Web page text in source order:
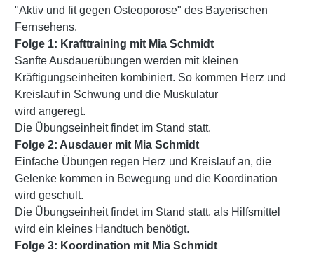
"Aktiv und fit gegen Osteoporose" des Bayerischen
Fernsehens.
Folge 1: Krafttraining mit Mia Schmidt
Sanfte Ausdauerübungen werden mit kleinen
Kräftigungseinheiten kombiniert. So kommen Herz und
Kreislauf in Schwung und die Muskulatur
wird angeregt.
Die Übungseinheit findet im Stand statt.
Folge 2: Ausdauer mit Mia Schmidt
Einfache Übungen regen Herz und Kreislauf an, die
Gelenke kommen in Bewegung und die Koordination
wird geschult.
Die Übungseinheit findet im Stand statt, als Hilfsmittel
wird ein kleines Handtuch benötigt.
Folge 3: Koordination mit Mia Schmidt